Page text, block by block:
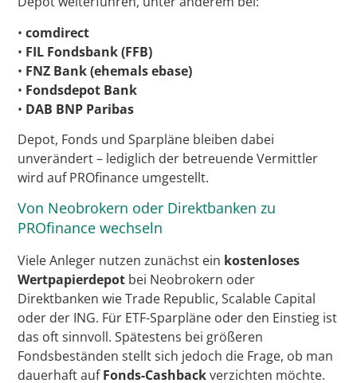
•comdirect
• FIL Fondsbank (FFB)
• FNZ Bank (ehemals ebase)
• Fondsdepot Bank
• DAB BNP Paribas
Depot, Fonds und Sparpläne bleiben dabei
unverändert – lediglich der betreuende Vermittler
wird auf PROfinance umgestellt.
Von Neobrokern oder Direktbanken zu
PROfinance wechseln
Viele Anleger nutzen zunächst ein kostenloses
Wertpapierdepot bei Neobrokern oder
Direktbanken wie Trade Republic, Scalable Capital
oder der ING. Für ETF-Sparpläne oder den Einstieg ist
das oft sinnvoll. Spätestens bei größeren
Fondsbeständen stellt sich jedoch die Frage, ob man
dauerhaft aufFonds-Cashbackverzichten möchte.